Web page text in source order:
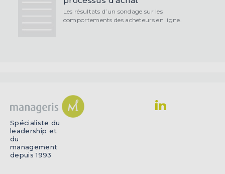
Les résultats d’un sondage sur les
comportements des acheteurs en ligne.
Spécialiste du
leadership et
du
management
depuis 1993